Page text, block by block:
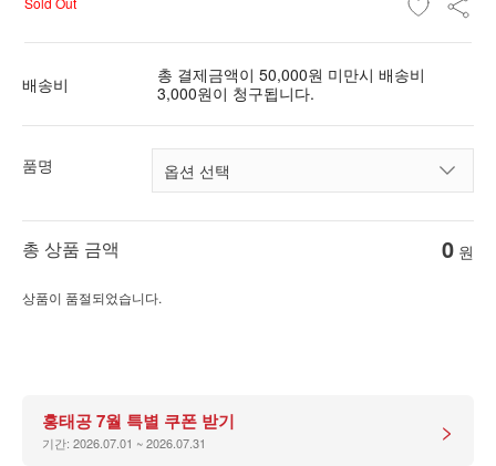
배송비
총 결제금액이 50,000원 미만시 배송비
3,000원이 청구됩니다.
품명
총 상품 금액 0 원
상품이 품절되었습니다.
홍태공 7월 특별 쿠폰 받기
기간: 2026.07.01 ~ 2026.07.31 >